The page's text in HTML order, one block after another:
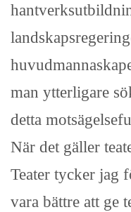
man ytterligare
detta
När det gäller
Teater tycker jag
vara bättre att ge